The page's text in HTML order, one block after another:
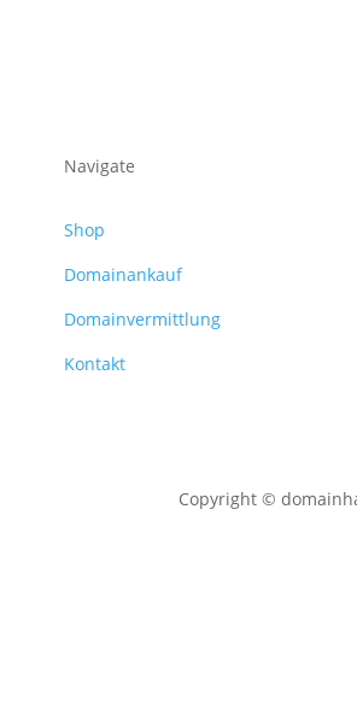
Navigate
Shop
Domainankauf
Domainvermittlung
Kontakt
Copyright ©